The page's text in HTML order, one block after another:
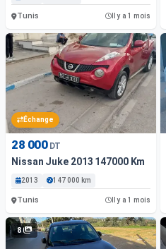
Tunis Il y a 1 mois
Échange
28 000 DT
Nissan Juke 2013 147000 Km
2013 147 000 km
Tunis Il y a 1 mois
8